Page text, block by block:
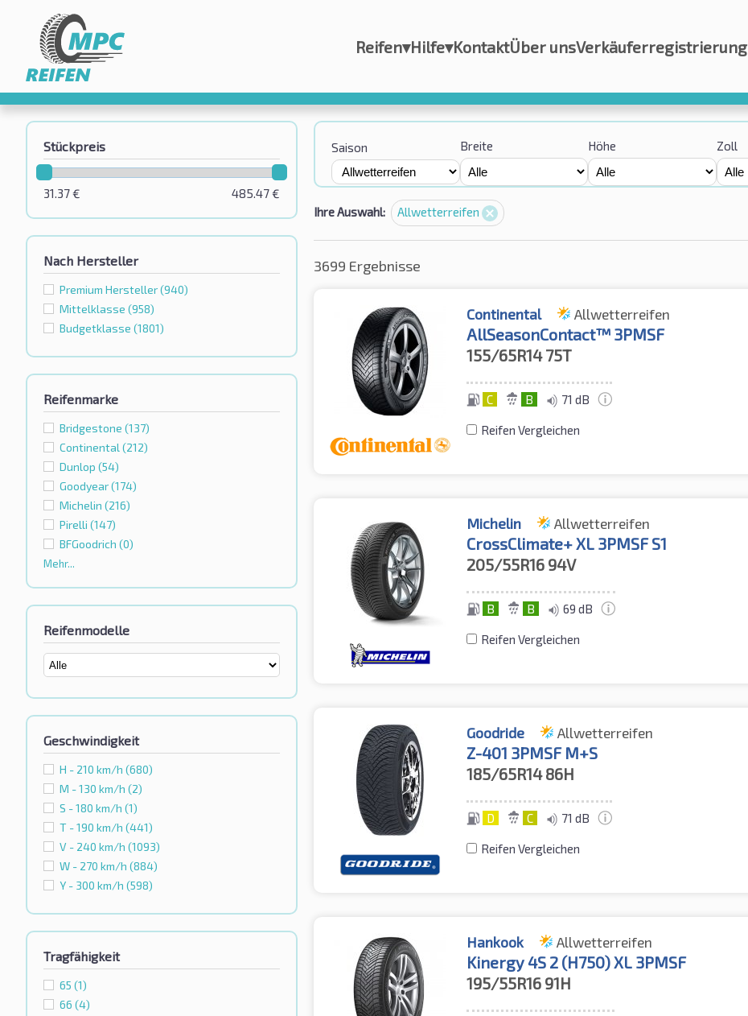
Reifen▾Hilfe▾KontaktÜber unsVerkäuferregistrierung
Stückpreis
485.47€
31.37€
Nach Hersteller
Premium Hersteller(940)
Mittelklasse (958)
Budgetklassе (1801)
Reifenmarke
Bridgestone (137)
Continental (212)
Dunlop (54)
Goodyear(174)
Michelin (216)
Pirelli (147)
BFGoodrich (0)
Mehr...
Reifenmodelle
Geschwindigkeit
H - 210 km/h (680)
M - 130 km/h (2)
S - 180 km/h (1)
T - 190 km/h (441)
V - 240 km/h (1093)
W - 270 km/h (884)
Y - 300 km/h (598)
Tragfähigkeit
65 (1)
66 (4)
Saison Breite Höhe Zoll
Ihre Auswahl: Allwetterreifen
3699 Ergebnisse
Continental Allwetterreifen
AllSeasonContact™ 3PMSF
155/65R1475T
C B 71 dB
Reifen Vergleichen
Michelin Allwetterreifen
CrossClimate+ XL 3PMSF S1
205/55R16 94V
B B 69 dB
Reifen Vergleichen
Goodride Allwetterreifen
Z-401 3PMSF M+S
185/65R1486H
D C 71 dB
Reifen Vergleichen
Hankook Allwetterreifen
Kinergy 4S 2 (H750) XL 3PMSF
195/55R16 91H